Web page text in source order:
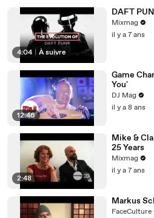
4:04 À suivre
DAFT
Mixmag
il y a 7 ans
12:46
Game
You'
DJ Mag
il y a 8 ans
2:48
Mike &
25 Years
Mixmag
il y a 7 ans
Markus
FaceCulture